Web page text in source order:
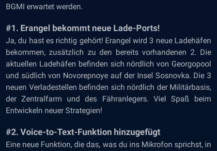
BGMI erwartet werden.
#1. Erangel bekommt neue Lade-Ports!
Ja, du hast es richtig gehört! Erangel wird 3 neue Ladehäfen
bekommen, zusätzlich zu den bereits vorhandenen 2. Die
aktuellen Ladehäfen befinden sich nördlich von Georgopool
und südlich von Novorepnoye auf der Insel Sosnovka. Die 3
neuen Verladestellen befinden sich nördlich der Militärbasis,
der Zentralfarm und des Fähranlegers. Viel Spaß beim
Entwickeln neuer Strategien!
#2. Voice-to-Text-Funktion hinzugefügt
Eine neue Funktion, die das, was du ins Mikrofon sprichst, in